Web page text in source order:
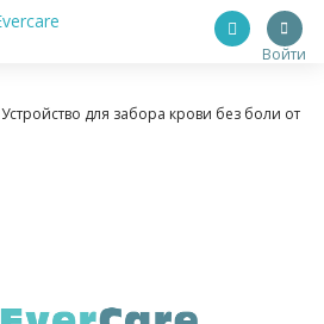
Войти
Устройство для забора крови без боли от